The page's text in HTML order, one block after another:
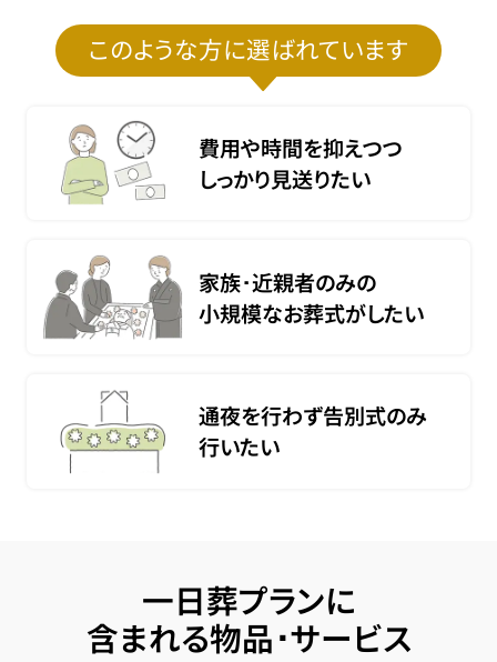
このような方に選ばれています
費用や時間を抑えつつ
しっかり見送りたい
家族･近親者のみの
小規模なお葬式がしたい
通夜を行わず告別式のみ
行いたい
一日葬プランに
含まれる物品･サービス